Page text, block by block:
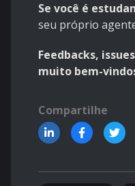
Se você é
seu próprio
Feedbacks,
muito bem-
Compartilhe